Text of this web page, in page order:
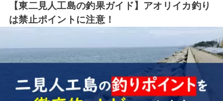
【東二見人工島の釣果ガイド】アオリイカ釣り
は禁止ポイントに注意！